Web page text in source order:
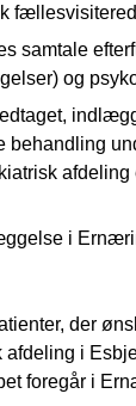
samtale
og
i
der
i
foregår i